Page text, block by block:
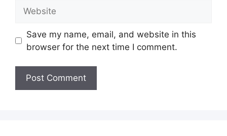
Save my name, email, and website in this
browser for the next time I comment.